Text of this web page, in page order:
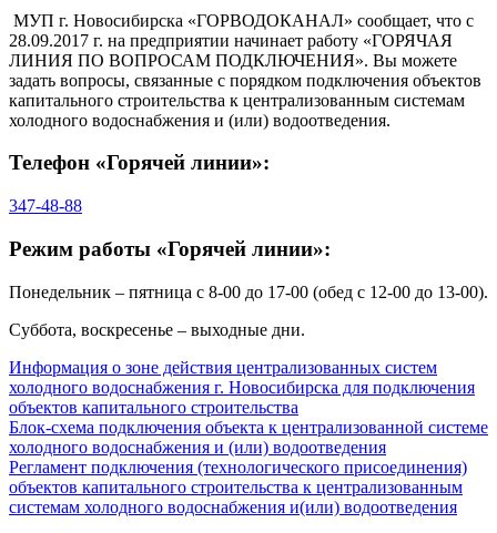
МУП г. Новосибирска «ГОРВОДОКАНАЛ» сообщает, что с
28.09.2017 г. на предприятии начинает работу «ГОРЯЧАЯ
ЛИНИЯ ПО ВОПРОСАМ ПОДКЛЮЧЕНИЯ». Вы можете
задать вопросы, связанные с порядком подключения объектов
капитального строительства к централизованным системам
холодного водоснабжения и (или) водоотведения.
Телефон «Горячей линии»:
347-48-88
Режим работы «Горячей линии»:
Понедельник – пятница с 8-00 до 17-00 (обед с 12-00 до 13-00).
Суббота, воскресенье – выходные дни.
Информация о зоне действия централизованных систем
холодного водоснабжения г. Новосибирска для подключения
объектов капитального строительства
Блок-схема подключения объекта к централизованной системе
холодного водоснабжения и (или) водоотведения
Регламент подключения (технологического присоединения)
объектов капитального строительства к централизованным
системам холодного водоснабжения и(или) водоотведения